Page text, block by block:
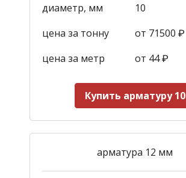
диаметр, мм
10
цена за тонну
от 71500 ₽
цена за метр
от 44₽
Купить арматуру 10
арматура 12 мм